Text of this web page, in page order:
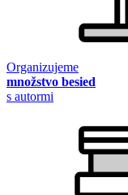
Organizujeme
množstvo besied
s autormi